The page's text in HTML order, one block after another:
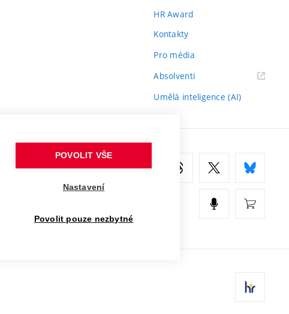
HR Award
Kontakty
Pro média
Absolventi(externí
Umělá inteligence (AI)
POVOLIT VŠE
Nastavení
Povolit pouze nezbytné